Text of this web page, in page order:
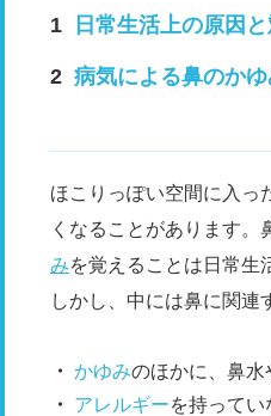
日常生活上の原因
病気による鼻のか
ほこりっぽい空間に入っ
くなることがあります
みを覚えることは日常生
しかし、中には鼻に関連
かゆみのほかに、鼻水
アレルギーを持ってい